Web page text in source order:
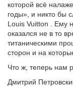
которой всё
годы», и никто бы
Louis Vuitton . Ему
оказался не в то
титаническими
сторон и на
Что ж, теперь нам
Дмитрий